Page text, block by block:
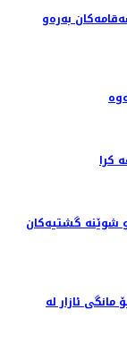
به‌ره‌و
كرا
شوێنه‌ گشتیه‌كان
ئازار له‌